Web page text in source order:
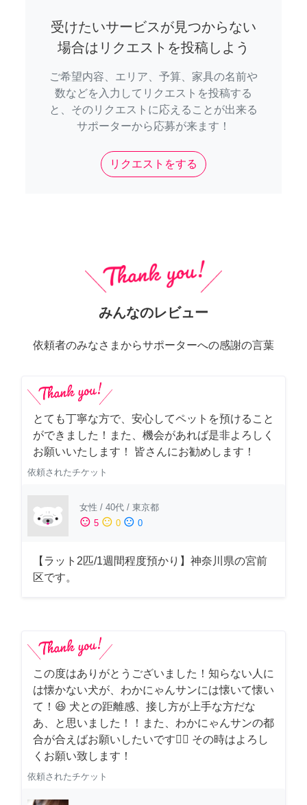
受けたいサービスが見つからない
場合はリクエストを投稿しよう
ご希望内容、エリア、予算、家具の名前や
数などを入力してリクエストを投稿する
と、そのリクエストに応えることが出来る
サポーターから応募が来ます！
リクエストをする
みんなのレビュー
依頼者のみなさまからサポーターへの感謝の言葉
とても丁寧な方で、安心してペットを預けること
ができました！また、機会があれば是非よろしく
お願いいたします！ 皆さんにお勧めします！
依頼されたチケット
女性 / 40代 / 東京都
sentiment_satisfied 5 sentiment_neutral 0 sentiment_dissatisfied 0
【ラット2匹/1週間程度預かり】神奈川県の宮前
区です。
この度はありがとうございました！知らない人に
は懐かない犬が、わかにゃんサンには懐いて懐い
て！😆 犬との距離感、接し方が上手な方だな
あ、と思いました！！また、わかにゃんサンの都
合が合えばお願いしたいです🙇‍♂️ その時はよろし
くお願い致します！
依頼されたチケット